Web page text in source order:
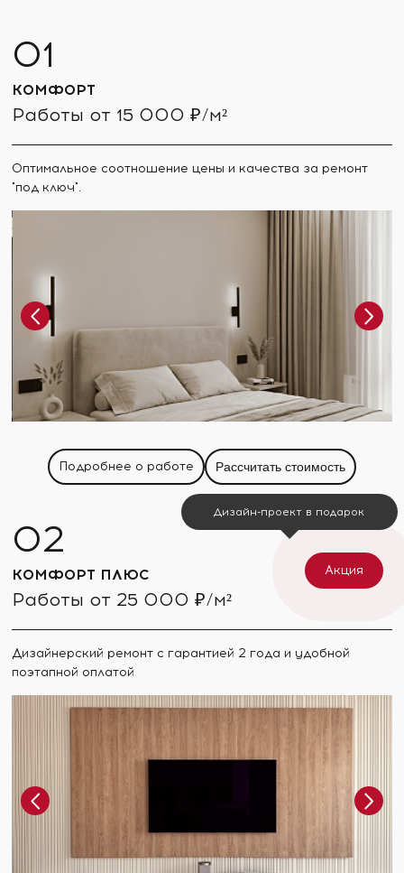
КОМФОРТ
Работы от 15 000 ₽/м²
Оптимальное соотношение цены и качества за ремонт
"под ключ".
Подробнее о работе Рассчитать стоимость
КОМФОРТ ПЛЮС
Работы от 25 000 ₽/м²
Дизайнерский ремонт с гарантией 2 года и удобной
поэтапной оплатой
Акция
Дизайн-проект в подарок